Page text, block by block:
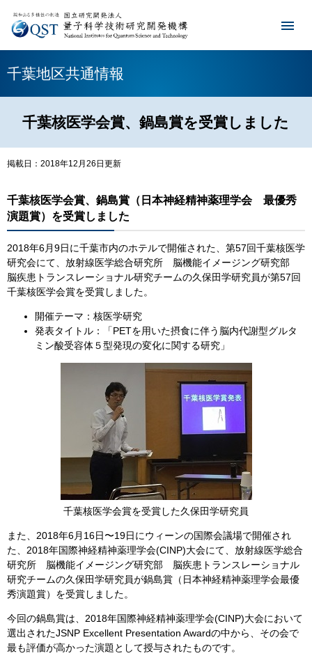
千葉地区共通情報
千葉核医学会賞、鍋島賞を受賞しました
掲載日：2018年12月26日更新
千葉核医学会賞、鍋島賞（日本神経精神薬理学会 最優秀
演題賞）を受賞しました
2018年6月9日に千葉市内のホテルで開催された、第57回千葉核医学
研究会にて、放射線医学総合研究所 脳機能イメージング研究部
脳疾患トランスレーショナル研究チームの久保田学研究員が第57回
千葉核医学会賞を受賞しました。
開催テーマ：核医学研究
発表タイトル：「PETを用いた摂食に伴う脳内代謝型グルタ
ミン酸受容体５型発現の変化に関する研究」
千葉核医学会賞を受賞した久保田学研究員
また、2018年6月16日〜19日にウィーンの国際会議場で開催され
た、2018年国際神経精神薬理学会(CINP)大会にて、放射線医学総合
研究所 脳機能イメージング研究部 脳疾患トランスレーショナル
研究チームの久保田学研究員が鍋島賞（日本神経精神薬理学会最優
秀演題賞）を受賞しました。
今回の鍋島賞は、2018年国際神経精神薬理学会(CINP)大会において
選出されたJSNP Excellent Presentation Awardの中から、その会で
最も評価が高かった演題として授与されたものです。